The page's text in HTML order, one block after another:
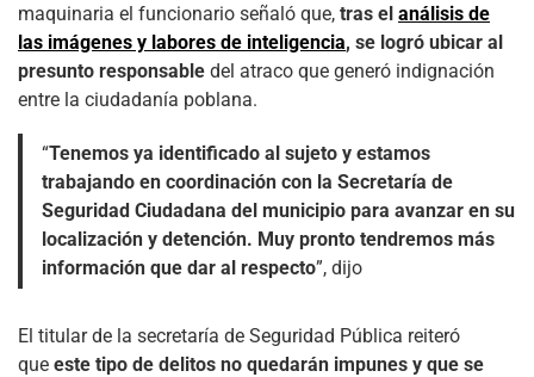
maquinaria el funcionario señaló que, tras el análisis de
las imágenes y labores de inteligencia, se logró ubicar al
presunto responsable del atraco que generó indignación
entre la ciudadanía poblana.
“Tenemos ya identificado al sujeto y estamos
trabajando en coordinación con la Secretaría de
Seguridad Ciudadana del municipio para avanzar en su
localización y detención. Muy pronto tendremos más
información que dar al respecto”, dijo
El titular de la secretaría de Seguridad Pública reiteró
que este tipo de delitos no quedarán impunes y que se